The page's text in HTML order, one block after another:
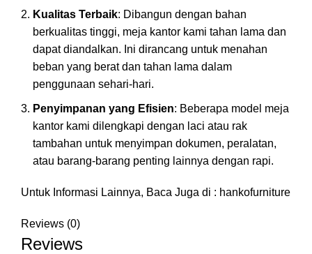
Kualitas Terbaik: Dibangun dengan bahan
berkualitas tinggi, meja kantor kami tahan lama dan
dapat diandalkan. Ini dirancang untuk menahan
beban yang berat dan tahan lama dalam
penggunaan sehari-hari.
Penyimpanan yang Efisien: Beberapa model meja
kantor kami dilengkapi dengan laci atau rak
tambahan untuk menyimpan dokumen, peralatan,
atau barang-barang penting lainnya dengan rapi.
Untuk Informasi Lainnya, Baca Juga di : hankofurniture
Reviews (0)
Reviews